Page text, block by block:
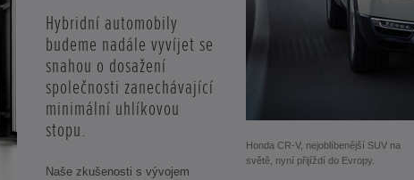
Hybridní automobily
budeme nadále vyvíjet se
snahou o dosažení
společnosti zanechávající
minimální uhlíkovou
stopu.
Naše zkušenosti s vývojem
Honda CR-V, nejoblíbenější SUV na
světě, nyní přijíždí do Evropy.